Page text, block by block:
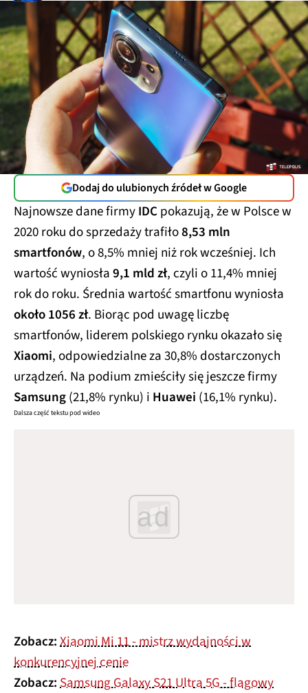
Dodaj do ulubionych źródeł w Google
Najnowsze dane firmyIDCpokazują, że w Polsce w
2020 roku do sprzedaży trafiło8,53 mln
smartfonów, o 8,5% mniej niż rok wcześniej. Ich
wartość wyniosła9,1 mld zł, czyli o 11,4% mniej
rok do roku. Średnia wartość smartfonu wyniosła
około 1056 zł. Biorąc pod uwagę liczbę
smartfonów, liderem polskiego rynku okazało się
Xiaomi, odpowiedzialne za 30,8% dostarczonych
urządzeń. Na podium zmieściły się jeszcze firmy
Samsung(21,8% rynku) i Huawei (16,1% rynku).
Dalsza część tekstu pod wideo
ad
Zobacz:Xiaomi Mi 11 - mistrz wydajności w
konkurencyjnej cenie
Zobacz:Samsung Galaxy S21 Ultra 5G - flagowy